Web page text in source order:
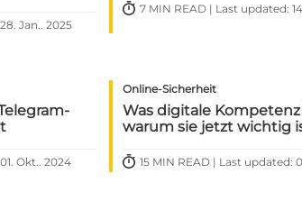
Jan.. 2025
7 MIN READ | Last updated:
Okt.. 2024
Online-Sicherheit
Was digitale
warum sie jetzt wichtig
15 MIN READ | Last updated: